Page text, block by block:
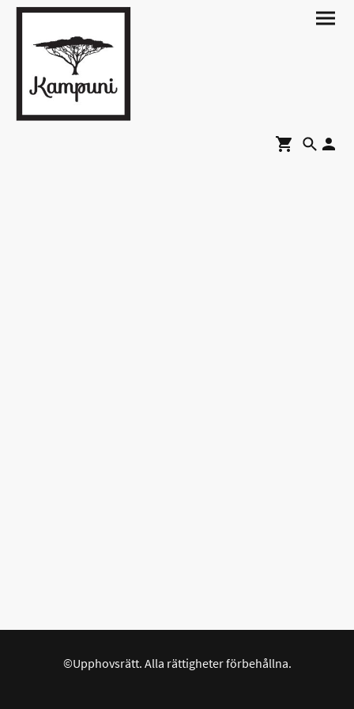
©Upphovsrätt. Alla rättigheter förbehållna.